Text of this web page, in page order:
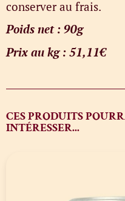
conserver au frais.
Poids net : 90g
Prix au kg : 51,11€
CES PRODUITS
INTÉRESSER...